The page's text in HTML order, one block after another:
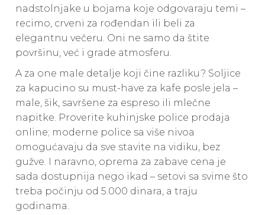
nadstolnjake u bojama koje odgovaraju temi –
recimo, crveni za rođendan ili beli za
elegantnu večeru. Oni ne samo da štite
površinu, već i grade atmosferu.
A za one male detalje koji čine razliku? Soljice
za kapucino su must-have za kafe posle jela –
male, šik, savršene za espreso ili mlečne
napitke. Proverite kuhinjske police prodaja
online; moderne police sa više nivoa
omogućavaju da sve stavite na vidiku, bez
gužve. I naravno, oprema za zabave cena je
sada dostupnija nego ikad – setovi sa svime što
treba počinju od 5.000 dinara, a traju
godinama.